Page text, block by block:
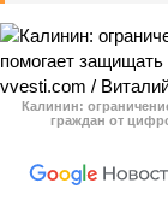
Калинин:
граждан от